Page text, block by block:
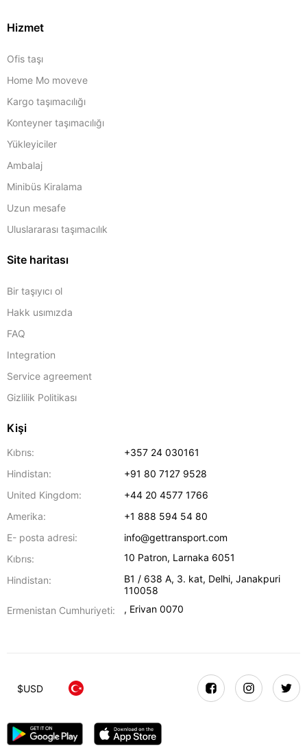
Hizmet
Ofis taşı
Home Mo moveve
Kargo taşımacılığı
Konteyner taşımacılığı
Yükleyiciler
Ambalaj
Minibüs Kiralama
Uzun mesafe
Uluslararası taşımacılık
Site haritası
Bir taşıyıcı ol
Hakk usımızda
FAQ
Integration
Service agreement
Gizlilik Politikası
Kişi
Kıbrıs:
+357 24 030161
Hindistan:
+91 80 7127 9528
United Kingdom:
+44 20 4577 1766
Amerika:
+1 888 594 54 80
E- posta adresi:
info@gettransport.com
Kıbrıs:
10 Patron, Larnaka 6051
Hindistan:
B1 / 638 A, 3. kat, Delhi,Janakpuri
110058
Ermenistan Cumhuriyeti:
, Erivan 0070
$USD